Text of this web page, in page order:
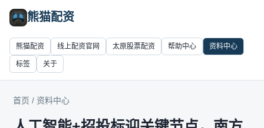
熊猫配资
熊猫配资 线上配资官网 太原股票配资 帮助中心 资料中心
标签 关于
首页 / 资料中心